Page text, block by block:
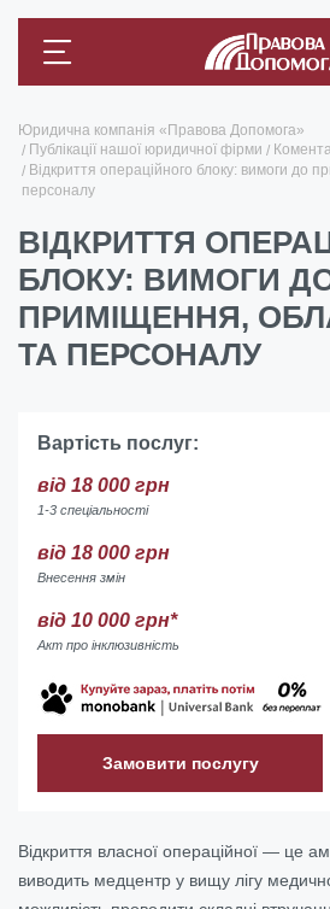
Юридична компанія «Правова Допомога»
Публікації нашої юридичної фірми
Відкриття операційного блоку: вимоги до
персоналу
ВІДКРИТТЯ
БЛОКУ: ВИМОГИ
ПРИМІЩЕННЯ,
ТА ПЕРСОНАЛУ
Вартість послуг:
від 18 000 грн
1-3 спеціальності
від 18 000 грн
Внесення змін
від 10 000 грн*
Акт про інклюзивність
Замовити послугу
Відкриття власної операційної — це
виводить медцентр у вищу лігу